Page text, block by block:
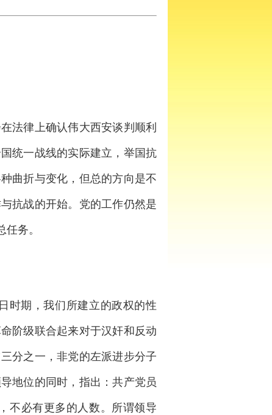
法律上确认伟大西安谈判顺利
统一战线的实际建立，举国抗
曲折与变化，但总的方向是不
抗战的开始。党的工作仍然是
务。
期，我们所建立的政权的性
阶级联合起来对于汉奸和反动
分之一，非党的左派进步分子
地位的同时，指出：共产党员
不必有更多的人数。所谓领导